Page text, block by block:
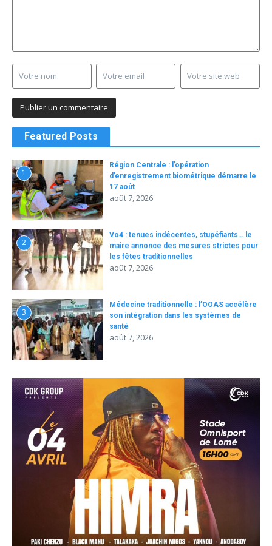
Featured Posts
1
Région Centrale : l’opération
d’enregistrement biométrique démarre le
17 août
août 7, 2026
2
Vo4 : tenues indécentes, stupéfiants… le
maire annonce des mesures strictes pour
les fêtes traditionnelles
août 7, 2026
3
Médecine traditionnelle : l’OOAS accélère
son intégration dans les systèmes de
santé
août 7, 2026